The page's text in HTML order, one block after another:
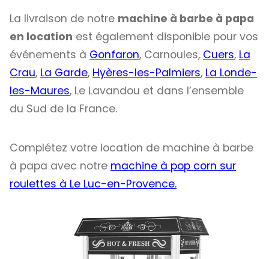
La livraison de notre machine à barbe à papa
en location est également disponible pour vos
événements à Gonfaron, Carnoules, Cuers, La
Crau, La Garde, Hyères-les-Palmiers, La Londe-
les-Maures, Le Lavandou et dans l’ensemble
du Sud de la France.
Complétez votre location de machine à barbe
à papa avec notre machine à pop corn sur
roulettes à Le Luc-en-Provence.